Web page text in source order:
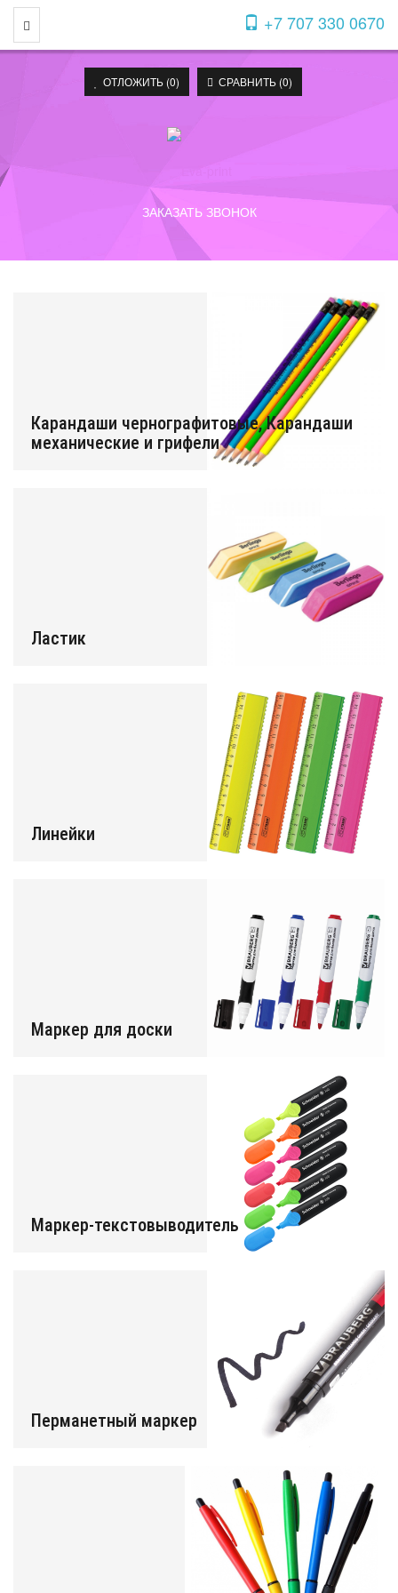
ОТЛОЖИТЬ (0) СРАВНИТЬ (0)
ЗАКАЗАТЬ ЗВОНОК
+7 707 330 0670
Toggle Navigation
Карандаши чернографитовые, Карандаши
механические и грифели
Ластик
Линейки
Маркер для доски
Маркер-текстовыводитель
Перманетный маркер